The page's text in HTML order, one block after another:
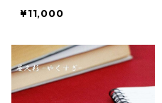
イプ SP15305
¥11,000